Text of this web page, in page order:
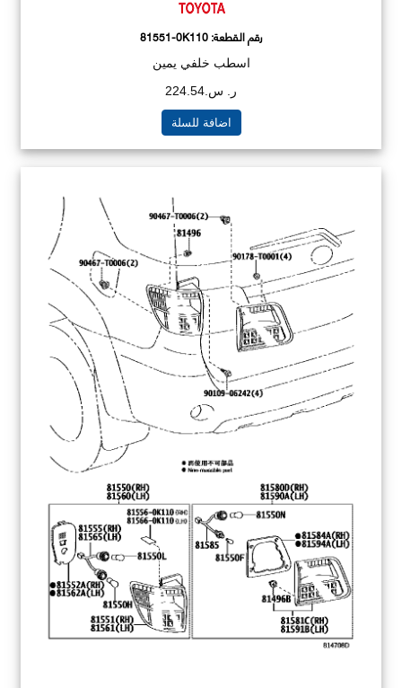
رقم القطعة:81551-0K110
اسطب خلفي يمين
ر. س.224.54
اضافة للسلة